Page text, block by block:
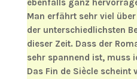
ebenfalls ganz
Man erfährt sehr viel
der unterschiedlichsten
dieser Zeit. Dass der
sehr spannend ist, muss
Das Fin de Siècle scheint